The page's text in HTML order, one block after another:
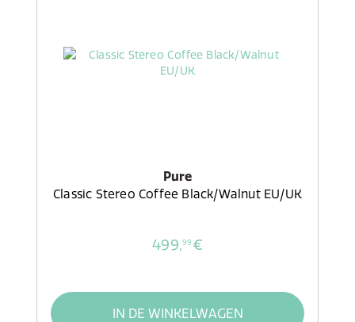
Pure
Classic Stereo Coffee Black/Walnut EU/UK
499,99 €
IN DE WINKELWAGEN